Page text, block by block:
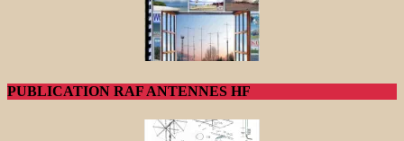
PUBLICATION RAF ANTENNES HF